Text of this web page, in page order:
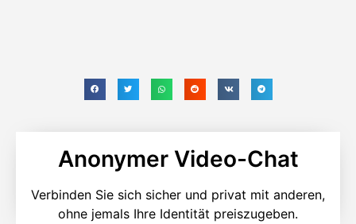
Anonymer Video-Chat
Verbinden Sie sich sicher und privat mit anderen,
ohne jemals Ihre Identität preiszugeben.